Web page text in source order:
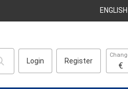
Login Register
€